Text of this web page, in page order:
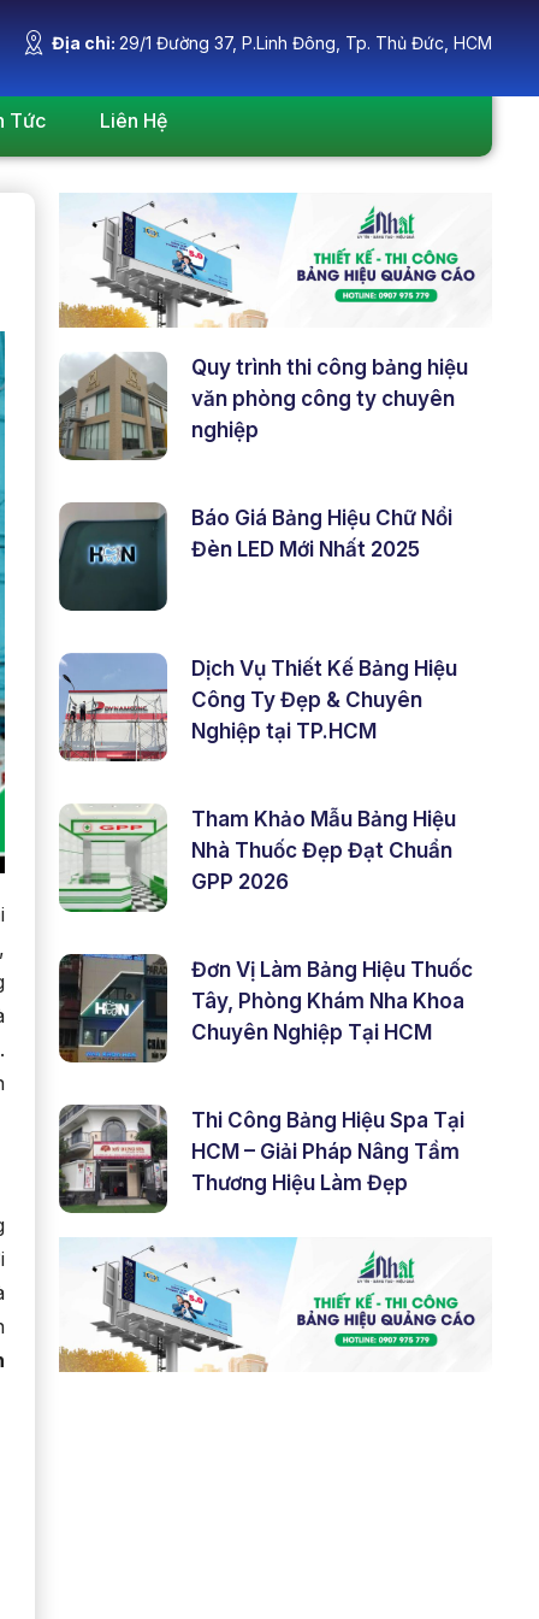
Địa chỉ: 29/1 Đường 37, P.Linh Đông, Tp. Thủ Đức, HCM
Tức Liên Hệ
Quy trình thi công bảng hiệu
văn phòng công ty chuyên
nghiệp
Báo Giá Bảng Hiệu Chữ Nổi
Đèn LED Mới Nhất 2025
Dịch Vụ Thiết Kế Bảng Hiệu
Công Ty Đẹp & Chuyên
Nghiệp tại TP.HCM
Tham Khảo Mẫu Bảng Hiệu
Nhà Thuốc Đẹp Đạt Chuẩn
GPP 2026
Đơn Vị Làm Bảng Hiệu Thuốc
Tây, Phòng Khám Nha Khoa
Chuyên Nghiệp Tại HCM
Thi Công Bảng Hiệu Spa Tại
HCM – Giải Pháp Nâng Tầm
Thương Hiệu Làm Đẹp